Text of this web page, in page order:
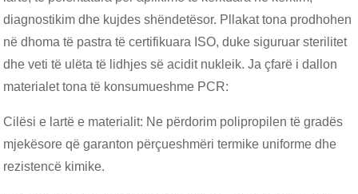
diagnostikim dhe kujdes shëndetësor. Pllakat tona prodhohen
në dhoma të pastra të certifikuara ISO, duke siguruar sterilitet
dhe veti të ulëta të lidhjes së acidit nukleik. Ja çfarë i dallon
materialet tona të konsumueshme PCR:
Cilësi e lartë e materialit: Ne përdorim polipropilen të gradës
mjekësore që garanton përçueshmëri termike uniforme dhe
rezistencë kimike.